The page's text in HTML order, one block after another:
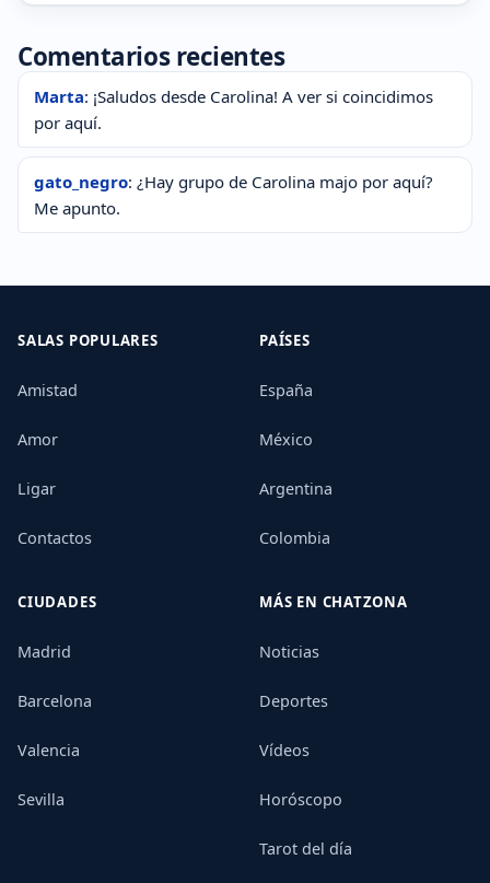
Comentarios recientes
Marta: ¡Saludos desde Carolina! A ver si coincidimos
por aquí.
gato_negro: ¿Hay grupo de Carolina majo por aquí?
Me apunto.
SALAS POPULARES
Amistad
Amor
Ligar
Contactos
PAÍSES
España
México
Argentina
Colombia
CIUDADES
Madrid
Barcelona
Valencia
Sevilla
MÁS EN CHATZONA
Noticias
Deportes
Vídeos
Horóscopo
Tarot del día